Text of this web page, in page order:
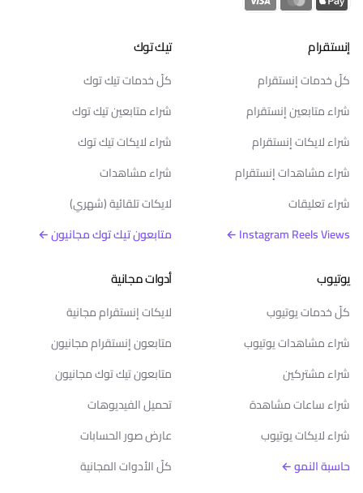
إنستقرام
كلّ خدمات إنستقرام
شراء متابعين إنستقرام
شراء لايكات إنستقرام
شراء مشاهدات إنستقرام
شراء تعليقات
Instagram Reels Views ←
تيك توك
كلّ خدمات تيك توك
شراء متابعين تيك توك
شراء لايكات تيك توك
شراء مشاهدات
لايكات تلقائية (شهري)
متابعون تيك توك مجانيون ←
يوتيوب
كلّ خدمات يوتيوب
شراء مشاهدات يوتيوب
شراء مشتركين
شراء ساعات مشاهدة
شراء لايكات يوتيوب
حاسبة النمو ←
أدوات مجانية
لايكات إنستقرام مجانية
متابعون إنستقرام مجانيون
متابعون تيك توك مجانيون
تحميل الفيديوهات
عارض صور الحسابات
كلّ الأدوات المجانية